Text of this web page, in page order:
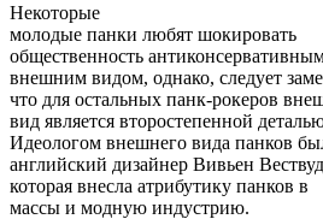
Некоторые
молодые панки любят шокировать
общественность
внешним видом, однако, следует
что для остальных панк-рокеров
вид является второстепенной
Идеологом внешнего вида панков
английский дизайнер Вивьен
которая внесла атрибутику панков в
массы и модную индустрию.